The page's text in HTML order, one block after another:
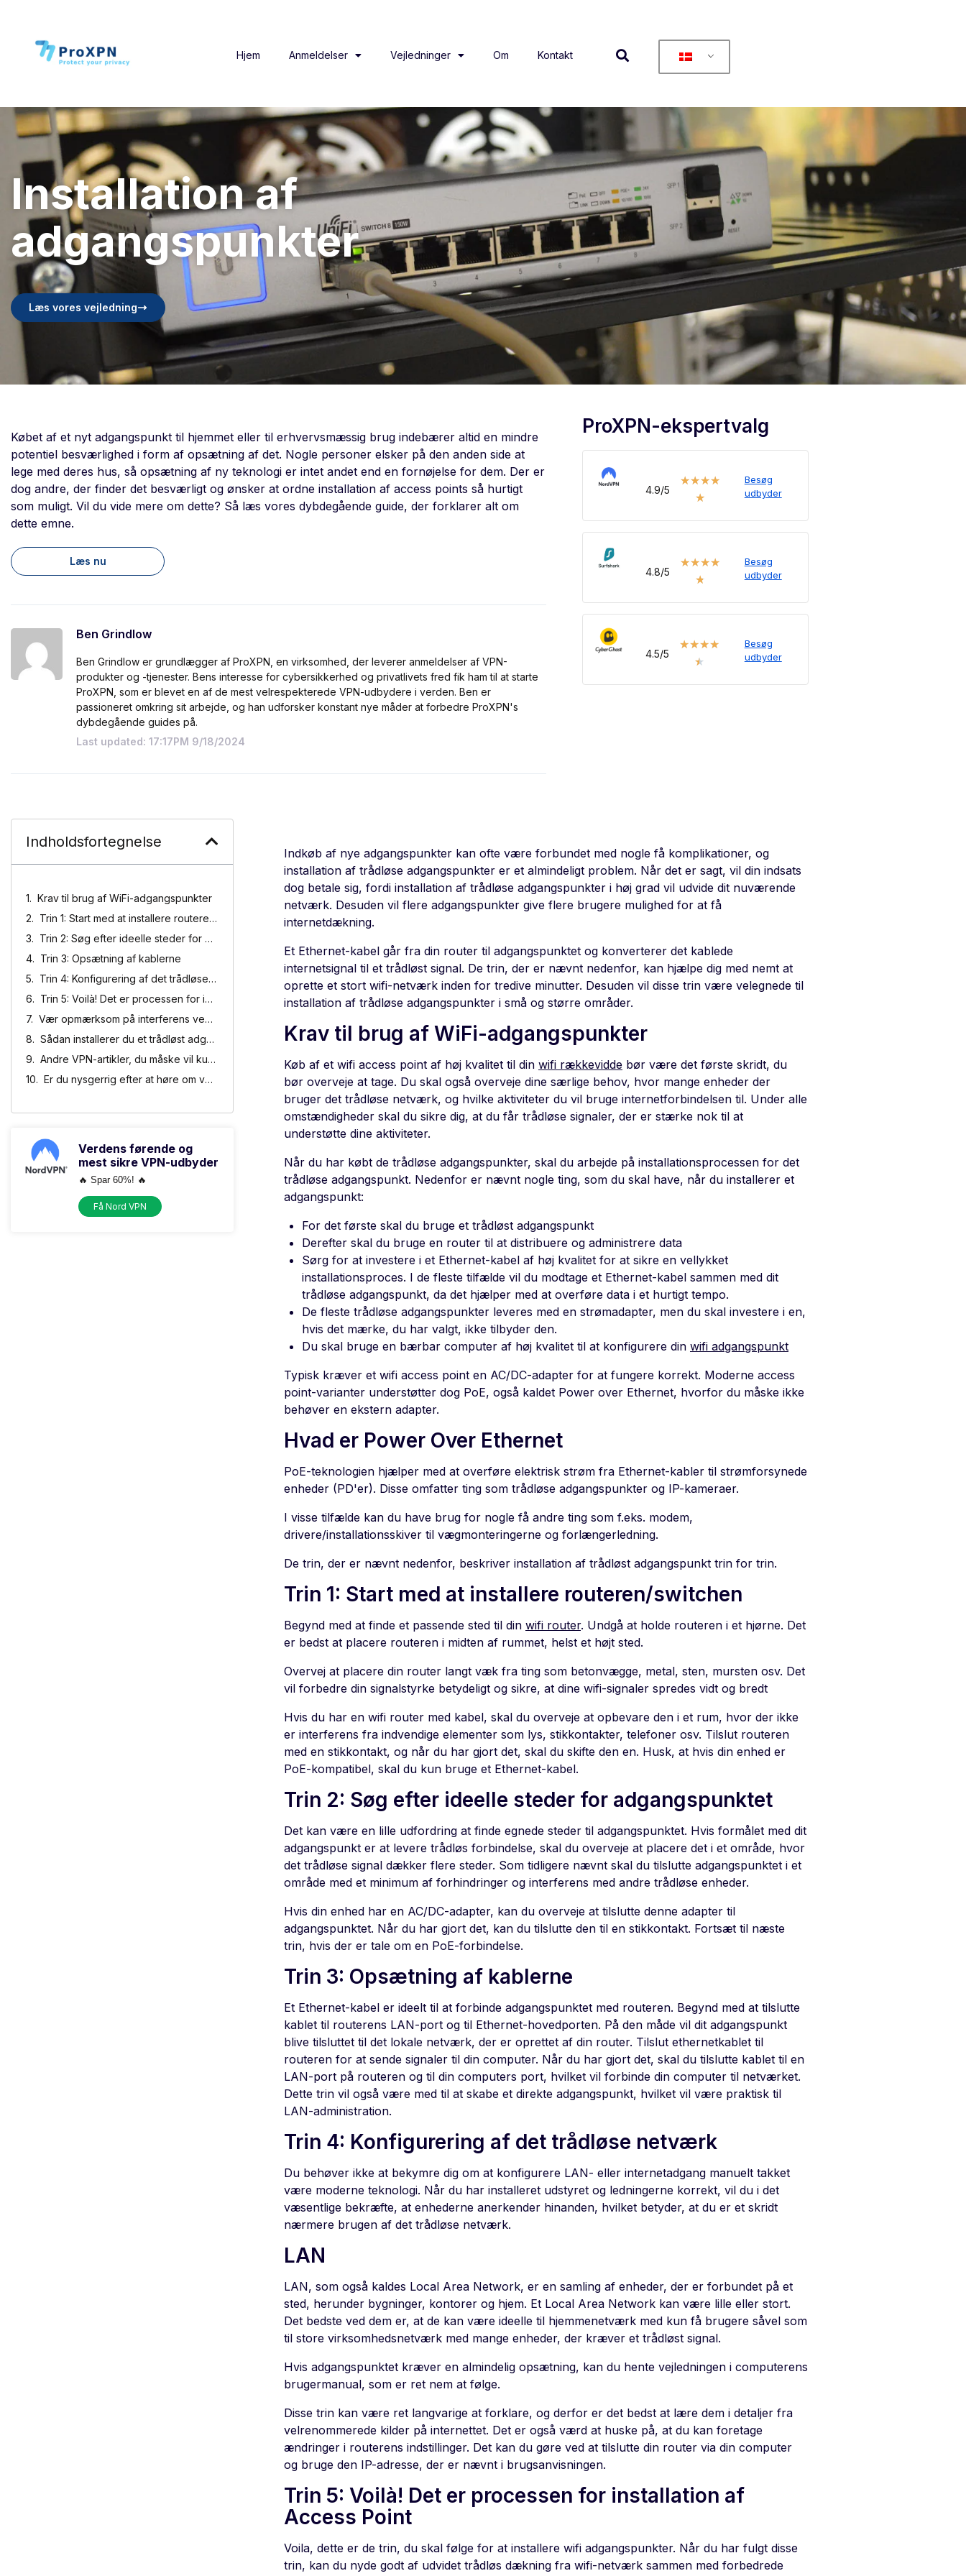
Hjem Anmeldelser Vejledninger Om Kontakt
Installation af
adgangspunkter
Læs vores vejledning
Købet af et nyt adgangspunkt til hjemmet eller til erhvervsmæssig brug indebærer altid en mindre
potentiel besværlighed i form af opsætning af det. Nogle personer elsker på den anden side at
lege med deres hus, så opsætning af ny teknologi er intet andet end en fornøjelse for dem. Der er
dog andre, der finder det besværligt og ønsker at ordne installation af access points så hurtigt
som muligt. Vil du vide mere om dette? Så læs vores dybdegående guide, der forklarer alt om
dette emne.
Læs nu
Ben Grindlow
Ben Grindlow er grundlægger af ProXPN, en virksomhed, der leverer anmeldelser af VPN-
produkter og -tjenester. Bens interesse for cybersikkerhed og privatlivets fred fik ham til at starte
ProXPN, som er blevet en af de mest velrespekterede VPN-udbydere i verden. Ben er
passioneret omkring sit arbejde, og han udforsker konstant nye måder at forbedre ProXPN's
dybdegående guides på.
Last updated: 17:17PM 9/18/2024
ProXPN-ekspertvalg
4.9/5
★★★★
★
Besøg
udbyder
4.8/5
★★★★
★
Besøg
udbyder
4.5/5
★★★★
★
Besøg
udbyder
Indholdsfortegnelse
Krav til brug af WiFi-adgangspunkter
Trin 1: Start med at installere routeren/switchen
Trin 2: Søg efter ideelle steder for adgangspunktet
Trin 3: Opsætning af kablerne
Trin 4: Konfigurering af det trådløse netværk
Trin 5: Voilà! Det er processen for installation af Access Point
Vær opmærksom på interferens ved installation af trådløse adgangspunkter
Sådan installerer du et trådløst adgangspunkt
Andre VPN-artikler, du måske vil kunne lide
Er du nysgerrig efter at høre om vores eksperter i beskyttelse af personlige oplysninger?
Verdens førende og
mest sikre VPN-udbyder
🔥 Spar 60%! 🔥
Få Nord VPN
Indkøb af nye adgangspunkter kan ofte være forbundet med nogle få komplikationer, og
installation af trådløse adgangspunkter er et almindeligt problem. Når det er sagt, vil din indsats
dog betale sig, fordi installation af trådløse adgangspunkter i høj grad vil udvide dit nuværende
netværk. Desuden vil flere adgangspunkter give flere brugere mulighed for at få
internetdækning.
Et Ethernet-kabel går fra din router til adgangspunktet og konverterer det kablede
internetsignal til et trådløst signal. De trin, der er nævnt nedenfor, kan hjælpe dig med nemt at
oprette et stort wifi-netværk inden for tredive minutter. Desuden vil disse trin være velegnede til
installation af trådløse adgangspunkter i små og større områder.
Krav til brug af WiFi-adgangspunkter
Køb af et wifi access point af høj kvalitet til din wifi rækkeviddebør være det første skridt, du
bør overveje at tage. Du skal også overveje dine særlige behov, hvor mange enheder der
bruger det trådløse netværk, og hvilke aktiviteter du vil bruge internetforbindelsen til. Under alle
omstændigheder skal du sikre dig, at du får trådløse signaler, der er stærke nok til at
understøtte dine aktiviteter.
Når du har købt de trådløse adgangspunkter, skal du arbejde på installationsprocessen for det
trådløse adgangspunkt. Nedenfor er nævnt nogle ting, som du skal have, når du installerer et
adgangspunkt:
For det første skal du bruge et trådløst adgangspunkt
Derefter skal du bruge en router til at distribuere og administrere data
Sørg for at investere i et Ethernet-kabel af høj kvalitet for at sikre en vellykket
installationsproces. I de fleste tilfælde vil du modtage et Ethernet-kabel sammen med dit
trådløse adgangspunkt, da det hjælper med at overføre data i et hurtigt tempo.
De fleste trådløse adgangspunkter leveres med en strømadapter, men du skal investere i en,
hvis det mærke, du har valgt, ikke tilbyder den.
Du skal bruge en bærbar computer af høj kvalitet til at konfigurere din wifi adgangspunkt
Typisk kræver et wifi access point en AC/DC-adapter for at fungere korrekt. Moderne access
point-varianter understøtter dog PoE, også kaldet Power over Ethernet, hvorfor du måske ikke
behøver en ekstern adapter.
Hvad er Power Over Ethernet
PoE-teknologien hjælper med at overføre elektrisk strøm fra Ethernet-kabler til strømforsynede
enheder (PD'er). Disse omfatter ting som trådløse adgangspunkter og IP-kameraer.
I visse tilfælde kan du have brug for nogle få andre ting som f.eks. modem,
drivere/installationsskiver til vægmonteringerne og forlængerledning.
De trin, der er nævnt nedenfor, beskriver installation af trådløst adgangspunkt trin for trin.
Trin 1: Start med at installere routeren/switchen
Begynd med at finde et passende sted til din wifi router. Undgå at holde routeren i et hjørne. Det
er bedst at placere routeren i midten af rummet, helst et højt sted.
Overvej at placere din router langt væk fra ting som betonvægge, metal, sten, mursten osv. Det
vil forbedre din signalstyrke betydeligt og sikre, at dine wifi-signaler spredes vidt og bredt
Hvis du har en wifi router med kabel, skal du overveje at opbevare den i et rum, hvor der ikke
er interferens fra indvendige elementer som lys, stikkontakter, telefoner osv. Tilslut routeren
med en stikkontakt, og når du har gjort det, skal du skifte den en. Husk, at hvis din enhed er
PoE-kompatibel, skal du kun bruge et Ethernet-kabel.
Trin 2: Søg efter ideelle steder for adgangspunktet
Det kan være en lille udfordring at finde egnede steder til adgangspunktet. Hvis formålet med dit
adgangspunkt er at levere trådløs forbindelse, skal du overveje at placere det i et område, hvor
det trådløse signal dækker flere steder. Som tidligere nævnt skal du tilslutte adgangspunktet i et
område med et minimum af forhindringer og interferens med andre trådløse enheder.
Hvis din enhed har en AC/DC-adapter, kan du overveje at tilslutte denne adapter til
adgangspunktet. Når du har gjort det, kan du tilslutte den til en stikkontakt. Fortsæt til næste
trin, hvis der er tale om en PoE-forbindelse.
Trin 3: Opsætning af kablerne
Et Ethernet-kabel er ideelt til at forbinde adgangspunktet med routeren. Begynd med at tilslutte
kablet til routerens LAN-port og til Ethernet-hovedporten. På den måde vil dit adgangspunkt
blive tilsluttet til det lokale netværk, der er oprettet af din router. Tilslut ethernetkablet til
routeren for at sende signaler til din computer. Når du har gjort det, skal du tilslutte kablet til en
LAN-port på routeren og til din computers port, hvilket vil forbinde din computer til netværket.
Dette trin vil også være med til at skabe et direkte adgangspunkt, hvilket vil være praktisk til
LAN-administration.
Trin 4: Konfigurering af det trådløse netværk
Du behøver ikke at bekymre dig om at konfigurere LAN- eller internetadgang manuelt takket
være moderne teknologi. Når du har installeret udstyret og ledningerne korrekt, vil du i det
væsentlige bekræfte, at enhederne anerkender hinanden, hvilket betyder, at du er et skridt
nærmere brugen af det trådløse netværk.
LAN
LAN, som også kaldes Local Area Network, er en samling af enheder, der er forbundet på et
sted, herunder bygninger, kontorer og hjem. Et Local Area Network kan være lille eller stort.
Det bedste ved dem er, at de kan være ideelle til hjemmenetværk med kun få brugere såvel som
til store virksomhedsnetværk med mange enheder, der kræver et trådløst signal.
Hvis adgangspunktet kræver en almindelig opsætning, kan du hente vejledningen i computerens
brugermanual, som er ret nem at følge.
Disse trin kan være ret langvarige at forklare, og derfor er det bedst at lære dem i detaljer fra
velrenommerede kilder på internettet. Det er også værd at huske på, at du kan foretage
ændringer i routerens indstillinger. Det kan du gøre ved at tilslutte din router via din computer
og bruge den IP-adresse, der er nævnt i brugsanvisningen.
Trin 5: Voilà! Det er processen for installation af
Access Point
Voila, dette er de trin, du skal følge for at installere wifi adgangspunkter. Når du har fulgt disse
trin, kan du nyde godt af udvidet trådløs dækning fra wifi-netværk sammen med forbedrede